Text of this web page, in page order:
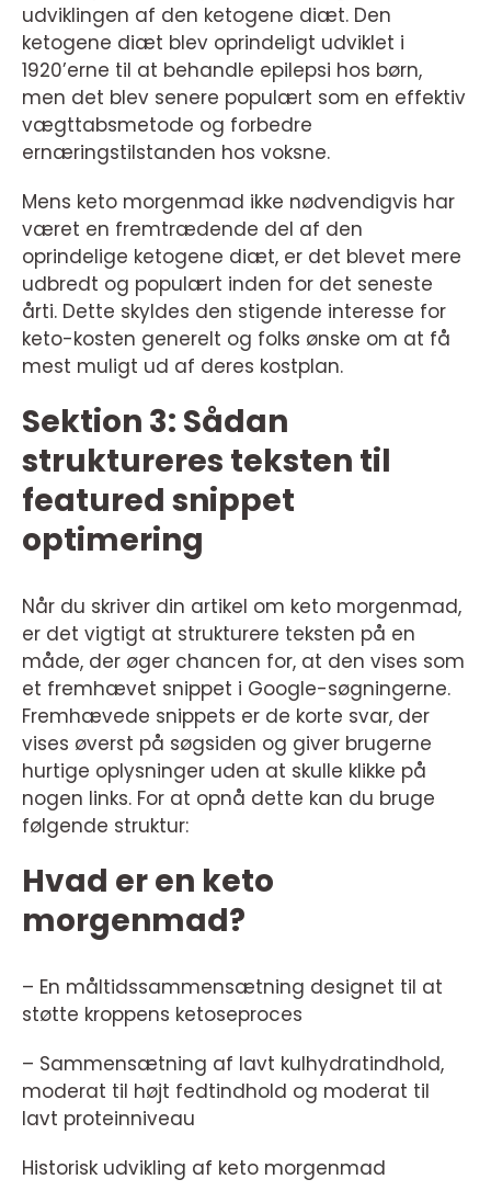
udviklingen af den ketogene diæt. Den
ketogene diæt blev oprindeligt udviklet i
1920’erne til at behandle epilepsi hos børn,
men det blev senere populært som en effektiv
vægttabsmetode og forbedre
ernæringstilstanden hos voksne.
Mens keto morgenmad ikke nødvendigvis har
været en fremtrædende del af den
oprindelige ketogene diæt, er det blevet mere
udbredt og populært inden for det seneste
årti. Dette skyldes den stigende interesse for
keto-kosten generelt og folks ønske om at få
mest muligt ud af deres kostplan.
Sektion 3: Sådan
struktureres teksten til
featured snippet
optimering
Når du skriver din artikel om keto morgenmad,
er det vigtigt at strukturere teksten på en
måde, der øger chancen for, at den vises som
et fremhævet snippet i Google-søgningerne.
Fremhævede snippets er de korte svar, der
vises øverst på søgsiden og giver brugerne
hurtige oplysninger uden at skulle klikke på
nogen links. For at opnå dette kan du bruge
følgende struktur:
Hvad er en keto
morgenmad?
– En måltidssammensætning designet til at
støtte kroppens ketoseproces
– Sammensætning af lavt kulhydratindhold,
moderat til højt fedtindhold og moderat til
lavt proteinniveau
Historisk udvikling af keto morgenmad